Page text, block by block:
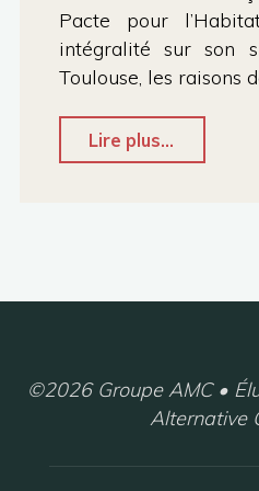
précarité
aux
Pacte pour
intégralité sur son
Toulouse, les raisons
Lire plus...
2021
–
©2026 Groupe AMC •
Alternative